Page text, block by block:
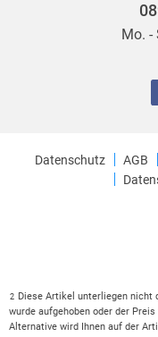
Mo. -
Datenschutz AGB
2 Diese Artikel unterliegen nicht
wurde aufgehoben oder der
Alternative wird Ihnen auf der